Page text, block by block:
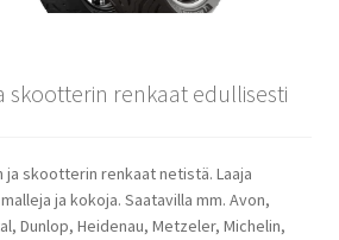
skootterin renkaat edullisesti
skootterin renkaat netistä. Laaja
ja kokoja. Saatavilla mm. Avon,
Dunlop, Heidenau, Metzeler, Michelin,